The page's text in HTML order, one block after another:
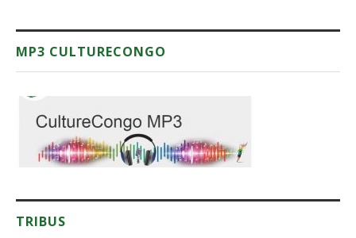
MP3 CULTURECONGO
TRIBUS